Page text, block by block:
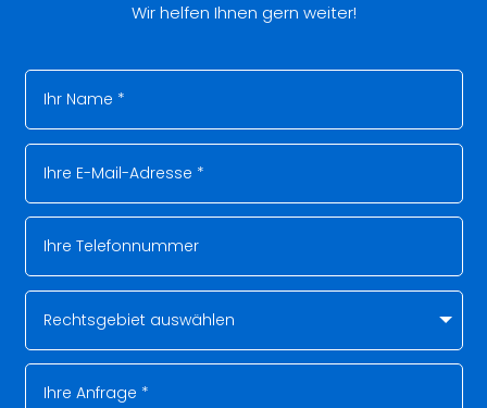
Wir helfen Ihnen gern weiter!